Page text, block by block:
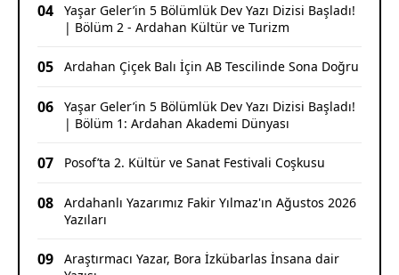
04
Yaşar Geler’in 5 Bölümlük Dev Yazı Dizisi Başladı!
| Bölüm 2 - Ardahan Kültür ve Turizm
05 Ardahan Çiçek Balı İçin AB Tescilinde Sona Doğru
06
Yaşar Geler’in 5 Bölümlük Dev Yazı Dizisi Başladı!
| Bölüm 1: Ardahan Akademi Dünyası
07 Posof’ta 2. Kültür ve Sanat Festivali Coşkusu
08
Ardahanlı Yazarımız Fakir Yılmaz'ın Ağustos 2026
Yazıları
09
Araştırmacı Yazar, Bora İzkübarlas İnsana dair